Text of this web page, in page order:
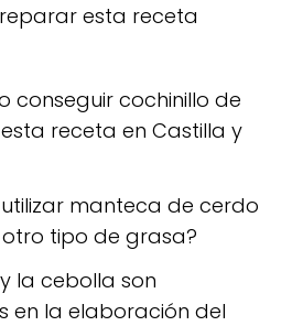
esta receta
conseguir cochinillo de
receta en Castilla y
utilizar manteca de cerdo
tipo de grasa?
la cebolla son
en la elaboración del